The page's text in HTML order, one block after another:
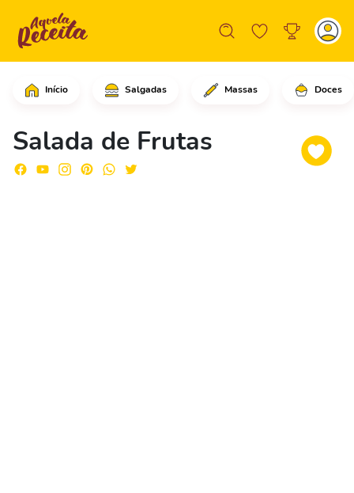
Início Salgadas Massas Doces
Salada de Frutas
Em uma tigela coloque a gelatina